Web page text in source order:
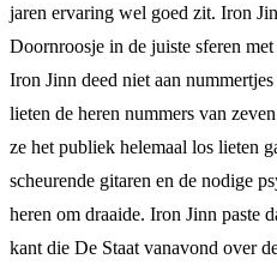
jaren ervaring wel goed zit. Iron
Doornroosje in de juiste sferen
Iron Jinn deed niet aan
lieten de heren nummers van
ze het publiek helemaal los lieten
scheurende gitaren en de nodige
heren om draaide. Iron Jinn paste
kant die De Staat vanavond over